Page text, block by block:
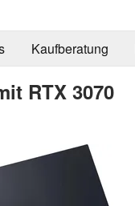
Kaufberatung
RTX 3070